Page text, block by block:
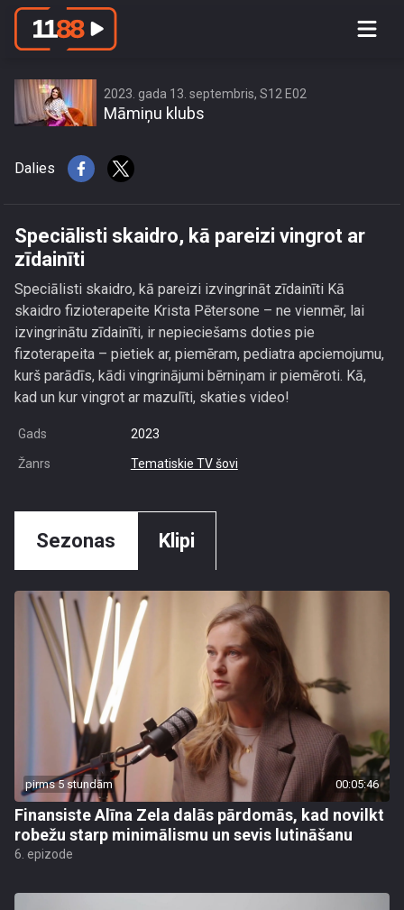
Speciālisti skaidro, kā pareizi vingrot
2023. gada 13. septembris, S12 E02
Māmiņu klubs
Dalies
Speciālisti skaidro, kā pareizi vingrot ar
zīdainīti
Speciālisti skaidro, kā pareizi izvingrināt zīdainīti Kā
skaidro fizioterapeite Krista Pētersone – ne vienmēr, lai
izvingrinātu zīdainīti, ir nepieciešams doties pie
fizoterapeita – pietiek ar, piemēram, pediatra apciemojumu,
kurš parādīs, kādi vingrinājumi bērniņam ir piemēroti. Kā,
kad un kur vingrot ar mazulīti, skaties video!
Gads 2023
Žanrs Tematiskie TV šovi
Sezonas Klipi
pirms 5 stundām 00:05:46
Finansiste Alīna Zela dalās pārdomās, kad novilkt
robežu starp minimālismu un sevis lutināšanu
6. epizode